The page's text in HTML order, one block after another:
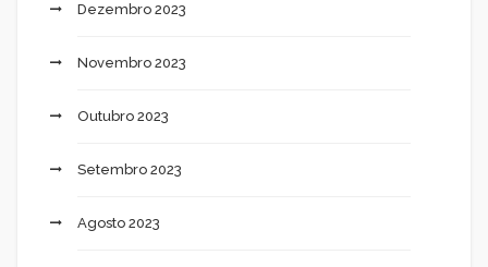
Dezembro 2023
Novembro 2023
Outubro 2023
Setembro 2023
Agosto 2023